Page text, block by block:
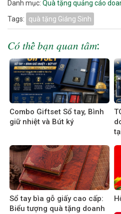
Danh mục: Quà tặng quảng cáo
Tags:
quà tặng Giáng Sinh
𝐶𝑜́ 𝑡ℎ𝑒̂̉ 𝑏𝑎̣𝑛 𝑞𝑢𝑎𝑛 𝑡𝑎̂𝑚:
Combo Giftset Sổ tay, Bình
giữ nhiệt và Bút ký
Sổ tay bìa gỗ giấy cao cấp:
Biểu tượng quà tặng doanh